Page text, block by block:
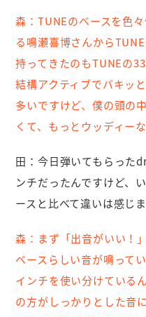
森： TUNEのベースを色
る鳴瀬喜博さんから
持ってきたのもTUNEの
結構アクティブでバキッ
多いですけど、僕の頭の
くて、もっとウッディー
田： 今日弾いてもらった
ンチだったんですけど、
ースと比べて違いは感じ
森： まず「出音がいい！
ベースらしい音が鳴って
インチを使い分けている
の方がしっかりとした音